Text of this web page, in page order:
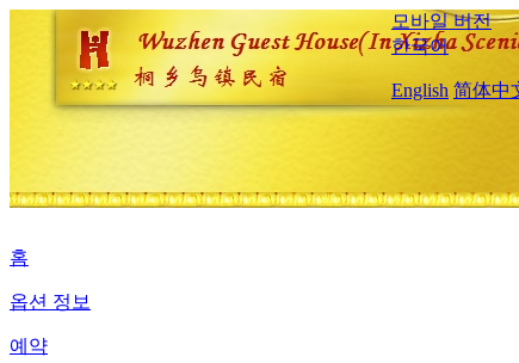
모바일 버전
한국어
English 简体中
홈
옵션 정보
예약